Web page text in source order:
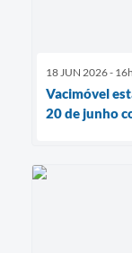
18 JUN 2026 -
Vacimóvel
20 de junho